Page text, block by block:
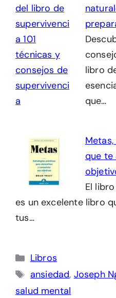
libro
que…
que te
El
es un excelente libro
tus…
Categorías
Libros
Etiquetas
ansiedad, Joseph
salud mental